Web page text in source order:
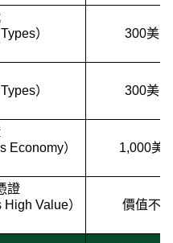
）
300美元
）
300美元
Economy）
1,000美
證
Value）
價值不限